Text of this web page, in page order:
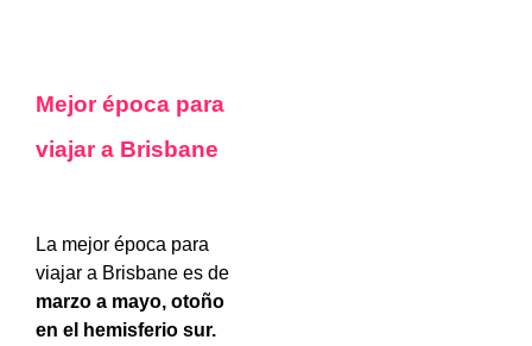
Mejor época para
viajar a Brisbane
La mejor época para
viajar a Brisbane es de
marzo a mayo, otoño
en el hemisferio sur.